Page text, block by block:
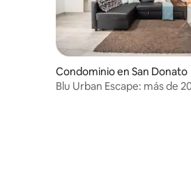
Condominio en San Donato
Blu Urban Escape: más de